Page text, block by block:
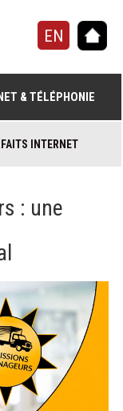
EN
& TÉLÉPHONIE
INTERNET
: une